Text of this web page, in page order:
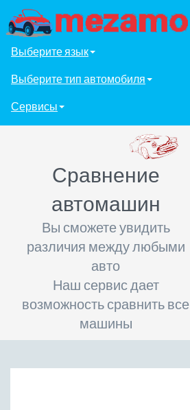
Выберите язык
Выберите тип автомобиля
Сервисы
Сравнение
автомашин
Вы сможете увидить
различия между любыми
авто
Наш сервис дает
возможность сравнить все
машины